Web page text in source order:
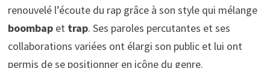
renouvelé l’écoute du rap grâce à son style qui mélange
boombapet trap. Ses paroles percutantes et ses
collaborations variées ont élargi son public et lui ont
permis de se positionner en icône du genre.